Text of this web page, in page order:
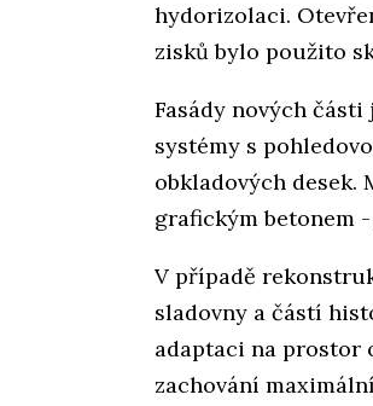
hydorizolaci.
zisků bylo použito
Fasády nových
systémy s
obkladových desek.
grafickým betonem
V případě
sladovny a částí
adaptaci na prostor
zachování